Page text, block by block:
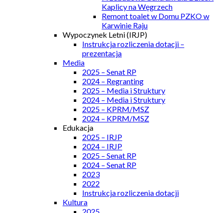
Kaplicy na Węgrzech
Remont toalet w Domu PZKO w
Karwinie Raju
Wypoczynek Letni (IRJP)
Instrukcja rozliczenia dotacji –
prezentacja
Media
2025 – Senat RP
2024 – Regranting
2025 – Media i Struktury
2024 – Media i Struktury
2025 – KPRM/MSZ
2024 – KPRM/MSZ
Edukacja
2025 – IRJP
2024 – IRJP
2025 – Senat RP
2024 – Senat RP
2023
2022
Instrukcja rozliczenia dotacji
Kultura